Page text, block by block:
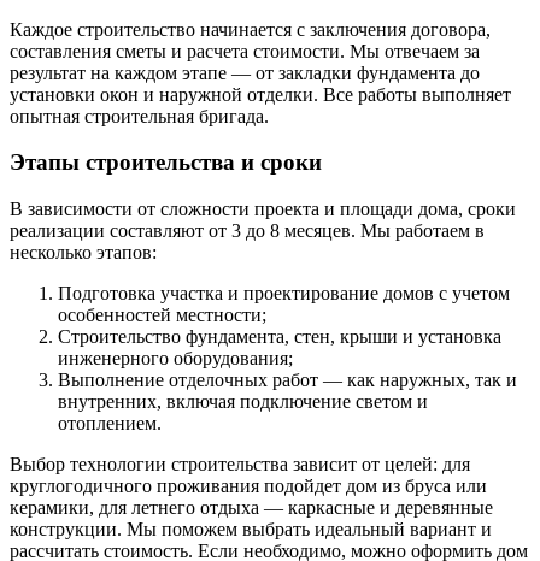
Каждое строительство начинается с заключения договора,
составления сметы и расчета стоимости. Мы отвечаем за
результат на каждом этапе — от закладки фундамента до
установки окон и наружной отделки. Все работы выполняет
опытная строительная бригада.
Этапы строительства и сроки
В зависимости от сложности проекта и площади дома, сроки
реализации составляют от 3 до 8 месяцев. Мы работаем в
несколько этапов:
Подготовка участка и проектирование домов с учетом
особенностей местности;
Строительство фундамента, стен, крыши и установка
инженерного оборудования;
Выполнение отделочных работ — как наружных, так и
внутренних, включая подключение светом и
отоплением.
Выбор технологии строительства зависит от целей: для
круглогодичного проживания подойдет дом из бруса или
керамики, для летнего отдыха — каркасные и деревянные
конструкции. Мы поможем выбрать идеальный вариант и
рассчитать стоимость. Если необходимо, можно оформить дом